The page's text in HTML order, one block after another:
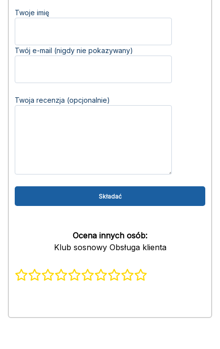
Twoje imię
Twój e-mail (nigdy nie pokazywany)
Twoja recenzja (opcjonalnie)
Ocena innych osób:
Klub sosnowy Obsługa klienta